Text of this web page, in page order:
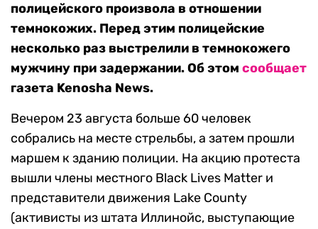
полицейского произвола в отношении
темнокожих. Перед этим полицейские
несколько раз выстрелили в темнокожего
мужчину при задержании. Об этом сообщает
газета Kenosha News.
Вечером 23 августа больше 60 человек
собрались на месте стрельбы, а затем прошли
маршем к зданию полиции. На акцию протеста
вышли члены местного Black Lives Matter и
представители движения Lake County
(активисты из штата Иллинойс, выступающие